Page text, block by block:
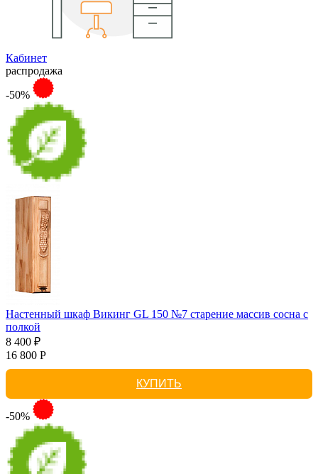
Кабинет
распродажа
-50%
Настенный шкаф Викинг GL 150 №7 старение массив сосна с
полкой
8 400 ₽
16 800 Р
КУПИТЬ
-50%